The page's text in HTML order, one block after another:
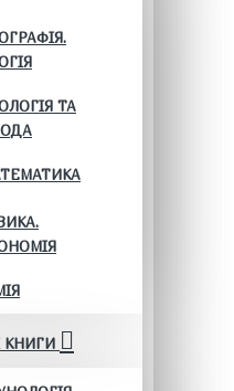
ТА
КНИГИ